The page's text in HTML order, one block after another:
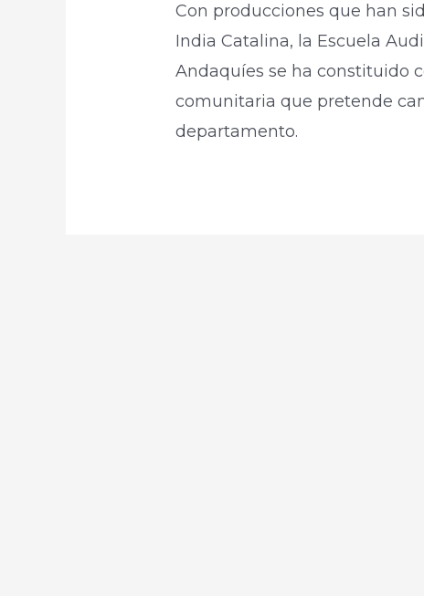
Con producciones que han
India Catalina, la Escuela
Andaquíes se ha constituido
comunitaria que pretende
departamento​.